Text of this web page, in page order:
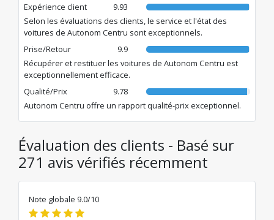
Expérience client
9.93
Selon les évaluations des clients, le service et l'état des
voitures de Autonom Centru sont exceptionnels.
Prise/Retour
9.9
Récupérer et restituer les voitures de Autonom Centru est
exceptionnellement efficace.
Qualité/Prix
9.78
Autonom Centru offre un rapport qualité-prix exceptionnel.
Évaluation des clients - Basé sur
271 avis vérifiés récemment
Note globale 9.0/10